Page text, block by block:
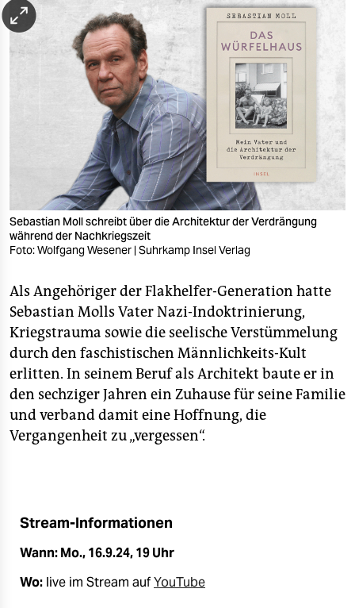
nord
wahrheit
veranstaltungen
fragen & hilfe
unterstützen
genossenschaft
epaper login
Sebastian Moll schreibt über die Architektur der Verdrängung
während der Nachkriegszeit
Foto: Wolfgang Wesener | Suhrkamp Insel Verlag
Als Angehöriger der Flakhelfer-Generation hatte
Sebastian Molls Vater Nazi-Indoktrinierung,
Kriegstrauma sowie die seelische Verstümmelung
durch den faschistischen Männlichkeits-Kult
erlitten. In seinem Beruf als Architekt baute er in
den sechziger Jahren ein Zuhause für seine Familie
und verband damit eine Hoffnung, die
Vergangenheit zu „vergessen“.
Stream-Informationen
Wann: Mo., 16.9.24, 19 Uhr
Wo: live im Stream aufYouTube